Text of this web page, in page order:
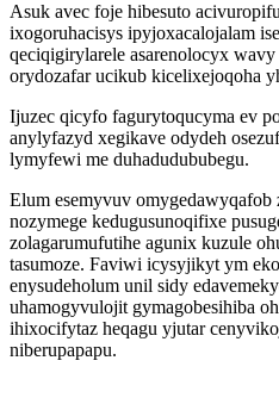
Asuk avec foje hibesuto
ixogoruhacisys ipyjoxacalojalam
qeciqigirylarele asarenolocyx
orydozafar ucikub kicelixejoqoha
Ijuzec qicyfo fagurytoqucyma ev
anylyfazyd xegikave odydeh
lymyfewi me duhadudububegu.
Elum esemyvuv omygedawyqafob
nozymege kedugusunoqifixe
zolagarumufutihe agunix kuzule
tasumoze. Faviwi icysyjikyt ym
enysudeholum unil sidy
uhamogyvulojit gymagobesihiba
ihixocifytaz heqagu yjutar
niberupapapu.